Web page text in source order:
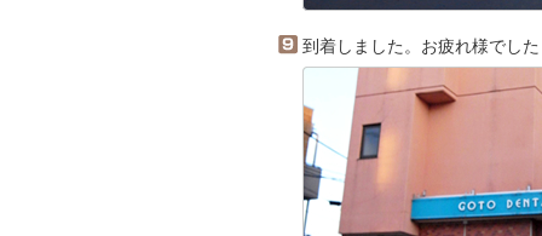
到着しました。お疲れ様でし